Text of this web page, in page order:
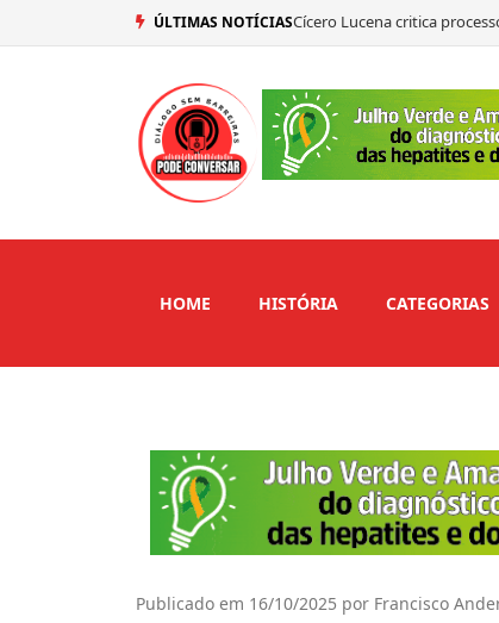
ÚLTIMAS NOTÍCIASEfraim Filho avalia primeiro
Lucas Ribeiro avalia
HOME HISTÓRIA CATEGORIAS
Publicado em 16/10/2025 por Francisco